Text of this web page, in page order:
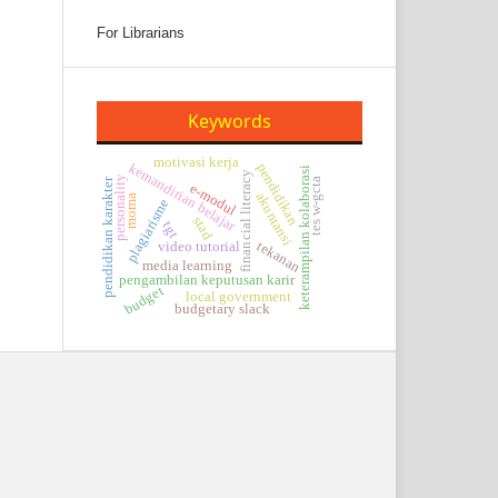
For Librarians
Keywords
financial literacy
pengambilan keputusan karirketerampilan kolaborasi
kemandirian belajar
video tutorial tekanan
akuntansi
plagiarisme
pendidikan karakterpersonality
local government
budgetary slack
budget
pendidikan
media learning
motivasi kerja
moma e-modul
stad
tgt tes w-gcta